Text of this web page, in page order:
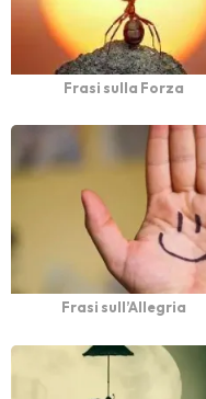
Frasi sulla Forza
Frasi sull’Allegria